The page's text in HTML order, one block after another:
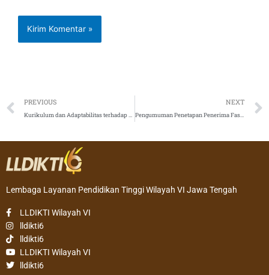
Prev
PREVIOUS
Kurikulum dan Adaptabilitas terhadap Dunia Kerja
NEXT
Pengumuman Penetapan Penerima Fasilitasi PP-PTS Skema A Tahun 2020 Tahun 2020 Gelombang II Perguruan Tinggi Vokasi
Lembaga Layanan Pendidikan Tinggi Wilayah VI Jawa Tengah
LLDIKTI Wilayah VI
lldikti6
lldikti6
LLDIKTI Wilayah VI
lldikti6